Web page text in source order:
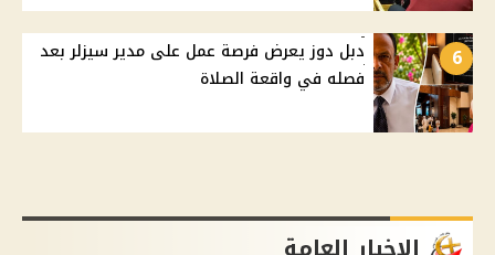
6
دبل دوز يعرض فرصة عمل على مدير سيزلر بعد
فصله في واقعة الصلاة